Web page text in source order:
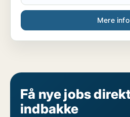
Mere info
Få nye jobs
indbakke